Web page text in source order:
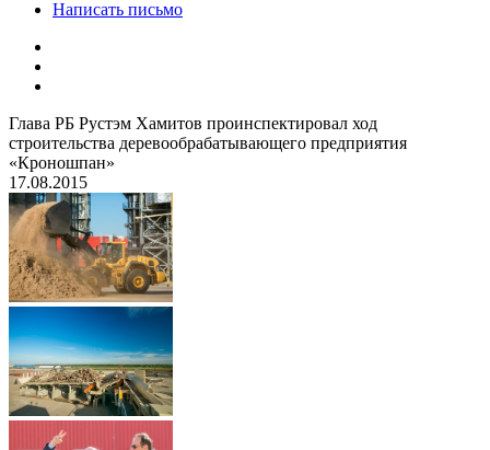
Написать письмо
Глава РБ Рустэм Хамитов проинспектировал ход
строительства деревообрабатывающего предприятия
«Кроношпан»
17.08.2015